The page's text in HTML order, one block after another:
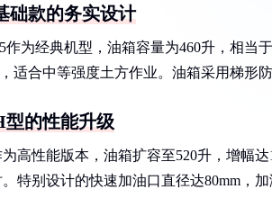
础款的务实设计
作为经典机型，油箱容量为460升，相当
适合中等强度土方作业。油箱采用梯形
型的性能升级
为高性能版本，油箱扩容至520升，增幅
。特别设计的快速加油口直径达80mm，